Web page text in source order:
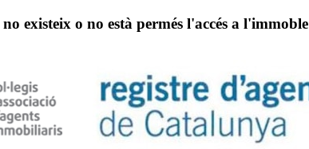
existeix o no està permés l'accés a l'immoble